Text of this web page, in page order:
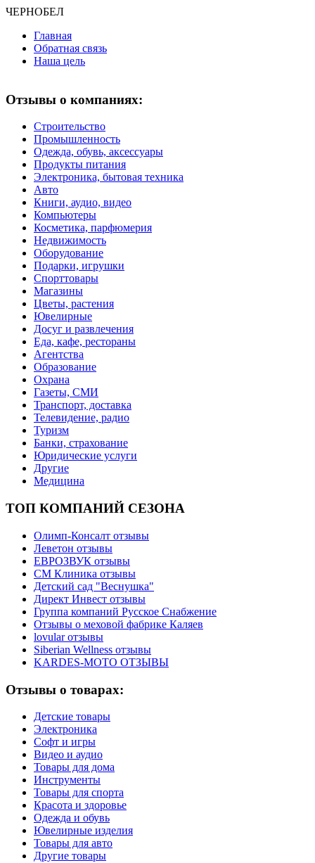
ЧЕРНОБЕЛ
Главная
Обратная связь
Наша цель
Отзывы о компаниях:
Строительство
Промышленность
Одежда, обувь, аксессуары
Продукты питания
Электроника, бытовая техника
Авто
Книги, аудио, видео
Компьютеры
Косметика, парфюмерия
Недвижимость
Оборудование
Подарки, игрушки
Спорттовары
Магазины
Цветы, растения
Ювелирные
Досуг и развлечения
Еда, кафе, рестораны
Агентства
Образование
Охрана
Газеты, СМИ
Транспорт, доставка
Телевидение, радио
Туризм
Банки, страхование
Юридические услуги
Другие
Медицина
ТОП КОМПАНИЙ СЕЗОНА
Олимп-Консалт отзывы
Леветон отзывы
ЕВРОЗВУК отзывы
СМ Клиника отзывы
Детский сад "Веснушка"
Директ Инвест отзывы
Группа компаний Русское Снабжение
Отзывы о меховой фабрике Каляев
lovular отзывы
Siberian Wellness отзывы
KARDES-MOTO ОТЗЫВЫ
Отзывы о товарах:
Детские товары
Электроника
Софт и игры
Видео и аудио
Товары для дома
Инструменты
Товары для спорта
Красота и здоровье
Одежда и обувь
Ювелирные изделия
Товары для авто
Другие товары